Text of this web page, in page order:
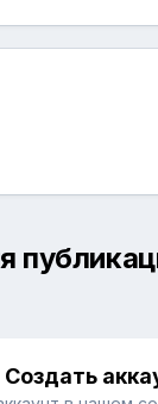
Создать